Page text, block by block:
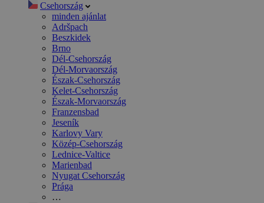
Csehország
minden ajánlat
Adršpach
Beszkidek
Brno
Dél-Csehország
Dél-Morvaország
Észak-Csehország
Kelet-Csehország
Észak-Morvaország
Franzensbad
Jeseník
Karlovy Vary
Közép-Csehország
Lednice-Valtice
Marienbad
Nyugat Csehország
Prága
…